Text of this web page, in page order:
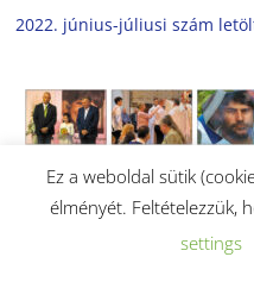
2022. június-júliusi szám
Ez a weboldal sütik
élményét. Feltételezzük,
settings